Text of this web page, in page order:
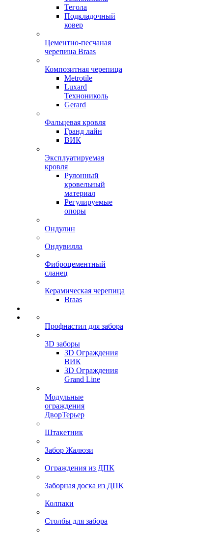
Тегола
Подкладочный
ковер
Цементно-песчаная
черепица Braas
Композитная черепица
Metrotile
Luxard
Технониколь
Gerard
Фальцевая кровля
Гранд лайн
ВИК
Эксплуатируемая
кровля
Рулонный
кровельный
материал
Регулируемые
опоры
Ондулин
Ондувилла
Фиброцементный
сланец
Керамическая черепица
Braas
Профнастил для забора
3D заборы
3D Ограждения
ВИК
3D Ограждения
Grand Line
Модульные
ограждения
ДворТерьер
Штакетник
Забор Жалюзи
Ограждения из ДПК
Заборная доска из ДПК
Колпаки
Столбы для забора